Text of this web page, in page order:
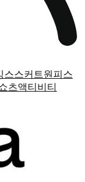
스스커트원피스
츠액티비티